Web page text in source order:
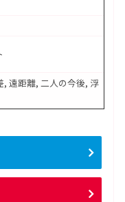
, 遠距離, 二人の今後, 浮